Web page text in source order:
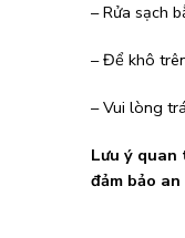
– Rửa sạch
– Để khô
– Vui lòng
Lưu ý quan
đảm bảo